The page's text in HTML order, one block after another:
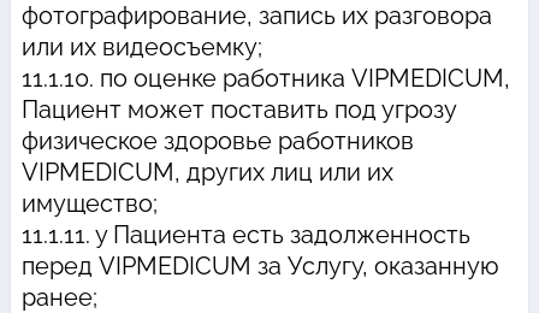
фотографирование, запись их разговора
или их видеосъемку;
11.1.10. по оценке работника VIPMEDICUM,
Пациент может поставить под угрозу
физическое здоровье работников
VIPMEDICUM, других лиц или их
имущество;
11.1.11. у Пациента есть задолженность
перед VIPMEDICUM за Услугу, оказанную
ранее;